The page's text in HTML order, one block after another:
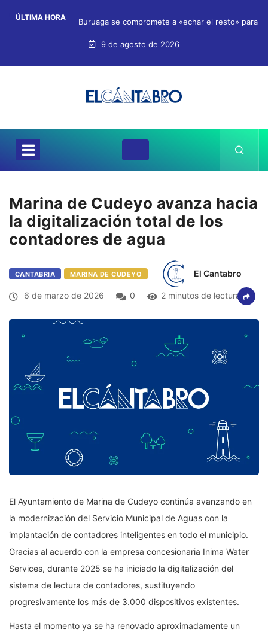
ÚLTIMA HORA Buruaga se compromete a «echar el resto» para
9 de agosto de 2026
Marina de Cudeyo avanza hacia
la digitalización total de los
contadores de agua
CANTABRIA MARINA DE CUDEYO El Cantabro
6 de marzo de 2026 0 2 minutos de lectura
El Ayuntamiento de Marina de Cudeyo continúa avanzando en
la modernización del Servicio Municipal de Aguas con la
implantación de contadores inteligentes en todo el municipio.
Gracias al acuerdo con la empresa concesionaria Inima Water
Services, durante 2025 se ha iniciado la digitalización del
sistema de lectura de contadores, sustituyendo
progresivamente los más de 3.000 dispositivos existentes.
Hasta el momento ya se ha renovado aproximadamente un